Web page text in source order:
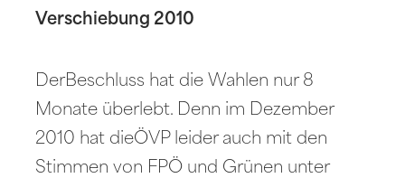
Verschiebung 2010
DerBeschluss hat die Wahlen nur 8
Monate überlebt. Denn im Dezember
2010 hat dieÖVP leider auch mit den
Stimmen von FPÖ und Grünen unter